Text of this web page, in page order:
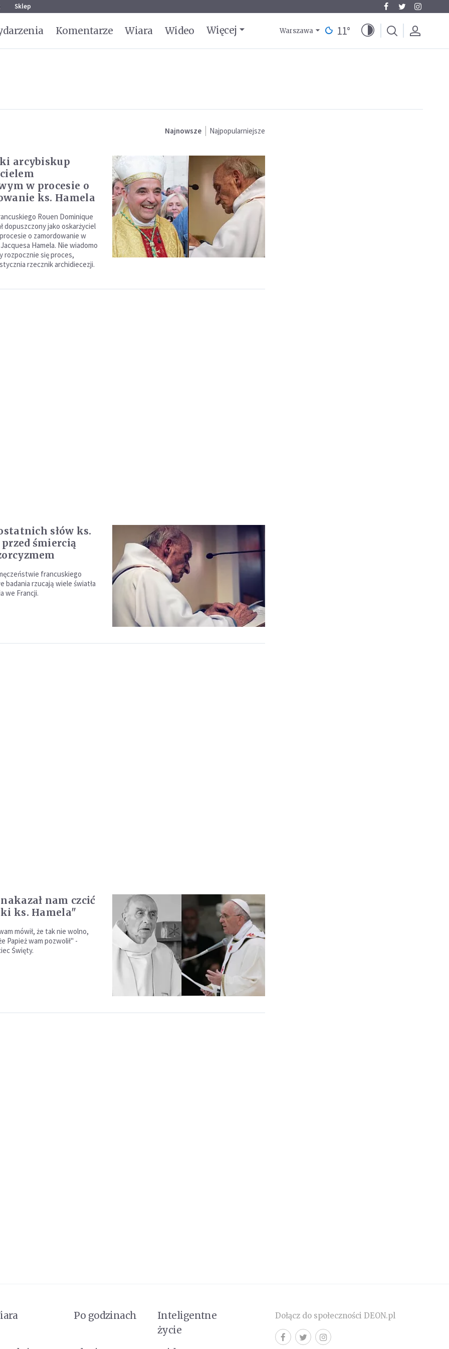
Sklep
Komentarze Wiara Wideo Więcej Warszawa 11°
Najnowsze Najpopularniejsze
arcybiskup
w procesie o
ks. Hamela
Rouen Dominique
dopuszczony jako oskarżyciel
o zamordowanie w
Hamela. Nie wiadomo
rozpocznie się proces,
rzecznik archidiecezji.
słów ks.
śmiercią
francuskiego
badania rzucają wiele światła
we Francji.
nam czcić
ks. Hamela"
mówił, że tak nie wolno,
Papież wam pozwolił" -
Święty.
Po godzinach
Inteligentne
życie
Dołącz do społeczności DEON.pl